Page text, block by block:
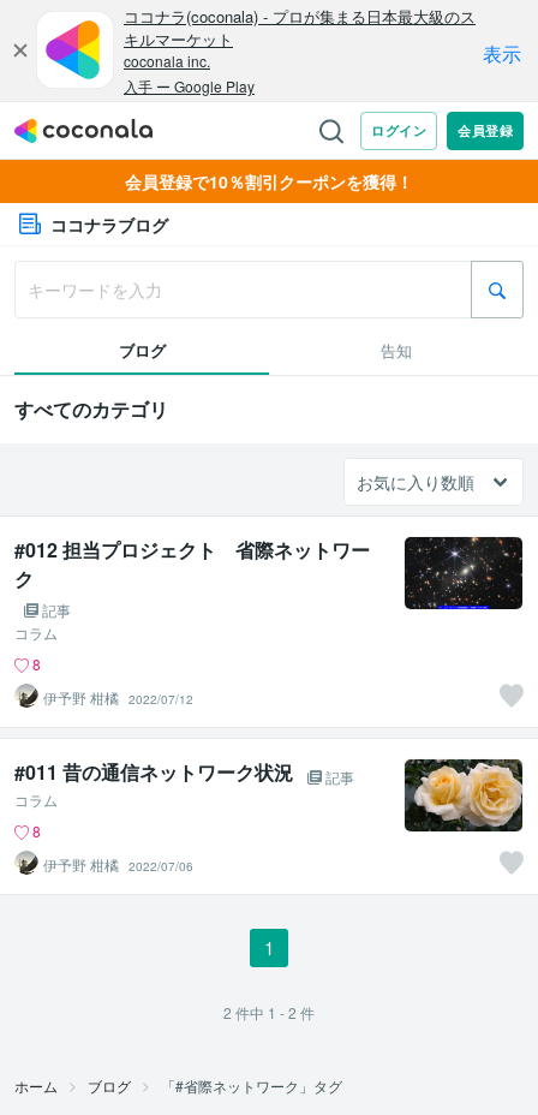
会員登録で10％割引クーポンを獲得！
ココナラブログ
ブログ 告知
すべてのカテゴリ
#012 担当プロジェクト 省際ネットワー
ク
記事
コラム
8
伊予野 柑橘 2022/07/12
#011 昔の通信ネットワーク状況
記事
コラム
8
伊予野 柑橘 2022/07/06
1
2 件中 1 - 2 件
ホーム ブログ 「#省際ネットワーク」タグ